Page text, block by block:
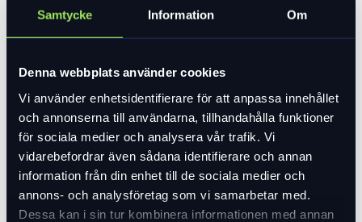
Samtycke Information Om
Denna webbplats använder cookies
Vi använder enhetsidentifierare för att anpassa innehållet
och annonserna till användarna, tillhandahålla funktioner
för sociala medier och analysera vår trafik. Vi
vidarebefordrar även sådana identifierare och annan
information från din enhet till de sociala medier och
annons- och analysföretag som vi samarbetar med.
Dessa kan i sin tur kombinera informationen med annan
Fusion tröja dam,
svart
1 250 kr
625 kr
Fusion tröja herr,
svart
1 250 kr
625 kr